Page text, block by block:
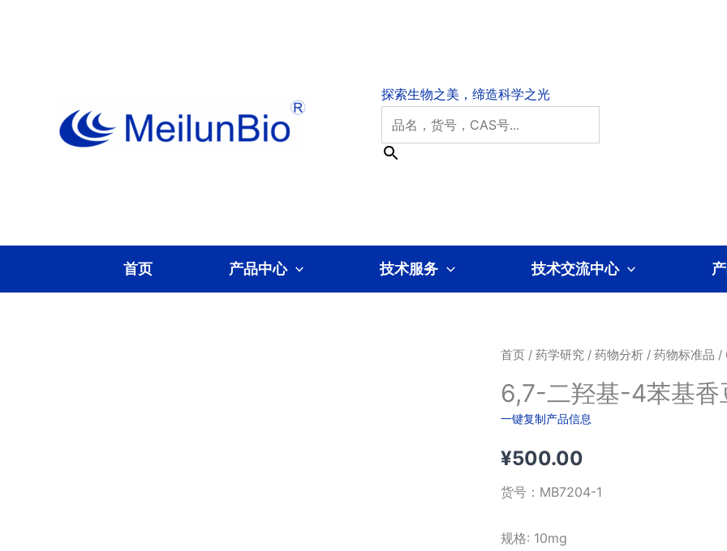
首页 产品中心 技术服务 技术交流中心
首页/ 药学研究/ 药物分析/ 药物标准品 /
6,7-二羟基-4苯基香
一键复制产品信息
¥500.00
货号： MB7204-1
规格: 10mg